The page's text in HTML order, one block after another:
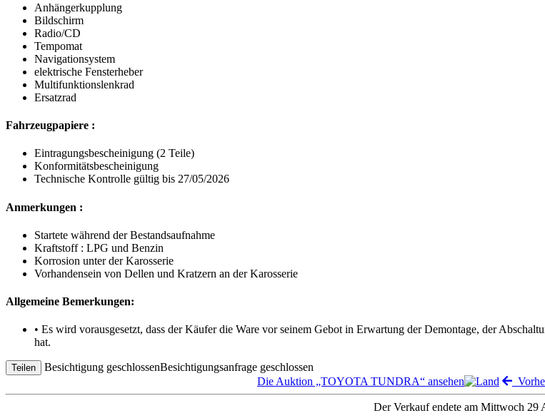
Anhängerkupplung
Bildschirm
Radio/CD
Tempomat
Navigationsystem
elektrische Fensterheber
Multifunktionslenkrad
Ersatzrad
Fahrzeugpapiere :
Eintragungsbescheinigung (2 Teile)
Konformitätsbescheinigung
Technische Kontrolle gültig bis 27/05/2026
Anmerkungen :
Startete während der Bestandsaufnahme
Kraftstoff : LPG und Benzin
Korrosion unter der Karosserie
Vorhandensein von Dellen und Kratzern an der Karosserie
Allgemeine Bemerkungen:
• Es wird vorausgesetzt, dass der Käufer die Ware vor seinem Gebot in Erwartung der Demontage, der
hat.
Teilen Besichtigung geschlossenBesichtigungsanfrage geschlossen
Die Auktion „TOYOTA TUNDRA“ ansehen
Der Verkauf endete am Mittwoch 29